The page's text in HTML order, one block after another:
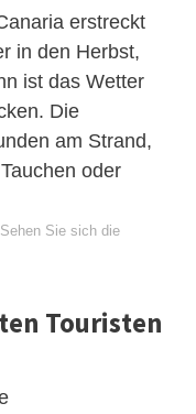
erstreckt
in den Herbst,
ist das Wetter
Die
am Strand,
oder
Sehen Sie sich die
Touristen